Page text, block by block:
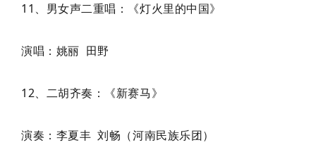
11、男女声二重唱：《灯火里的中国》
演唱：姚丽 田野
12、二胡齐奏：《新赛马》
演奏：李夏丰 刘畅（河南民族乐团）